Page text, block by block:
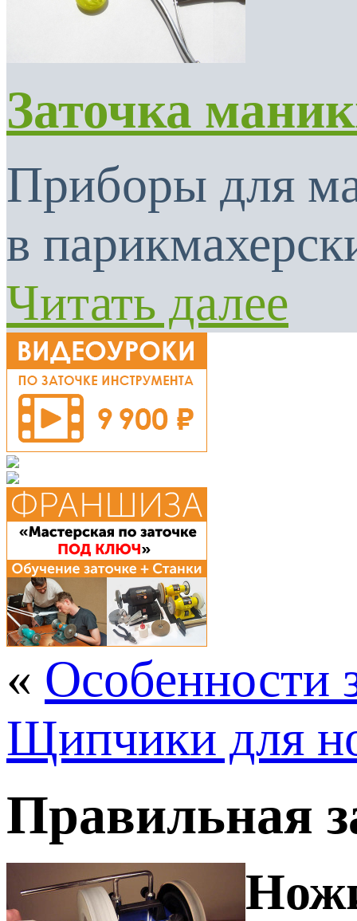
Заточка
Приборы для
в
Читать далее
« Особенности
Щипчики для
Правильная